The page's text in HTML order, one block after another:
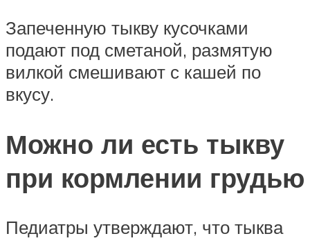
Запеченную тыкву кусочками
подают под сметаной, размятую
вилкой смешивают с кашей по
вкусу.
Можно ли есть тыкву
при кормлении грудью
Педиатры утверждают, что тыква